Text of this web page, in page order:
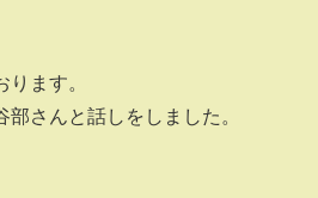
ます。
さんと話しをしました。